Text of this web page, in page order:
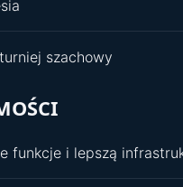
szachowy
funkcje i lepszą